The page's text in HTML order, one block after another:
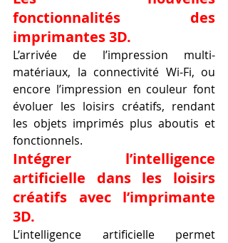
fonctionnalités des
imprimantes 3D.
L’arrivée de l’impression multi-
matériaux, la connectivité Wi-Fi, ou
encore l’impression en couleur font
évoluer les loisirs créatifs, rendant
les objets imprimés plus aboutis et
fonctionnels.
Intégrer l’intelligence
artificielle dans les loisirs
créatifs avec l’imprimante
3D.
L’intelligence artificielle permet